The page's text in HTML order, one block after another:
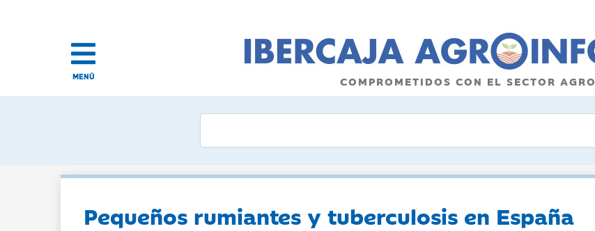
MENÚ COMPROMETIDOS CON EL SECTOR AGRO
Pequeños rumiantes y tuberculosis en España